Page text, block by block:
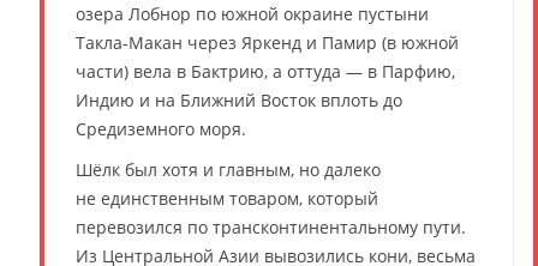
озера Лобнор по южной окраине пустыни
Такла-Макан через Яркенд и Памир (в южной
части) вела в Бактрию, а оттуда — в Парфию,
Индию и на Ближний Восток вплоть до
Средиземного моря.
Шёлк был хотя и главным, но далеко
не единственным товаром, который
перевозился по трансконтинентальному пути.
Из Центральной Азии вывозились кони, весьма